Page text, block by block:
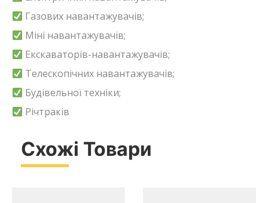
Газових навантажувачів;
Міні навантажувачів;
Екскаваторів-навантажувачів;
Телескопічних навантажувачів;
Будівельної техніки;
Річтраків
Схожі Товари